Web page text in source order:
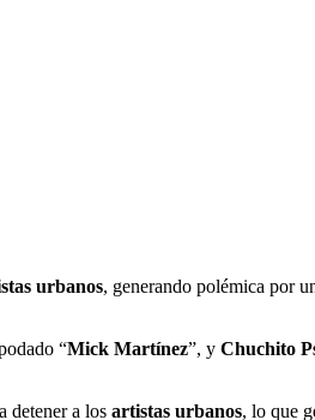
urbanos, generando polémica por
“Mick Martínez”, y Chuchito
detener a los artistas urbanos, lo que